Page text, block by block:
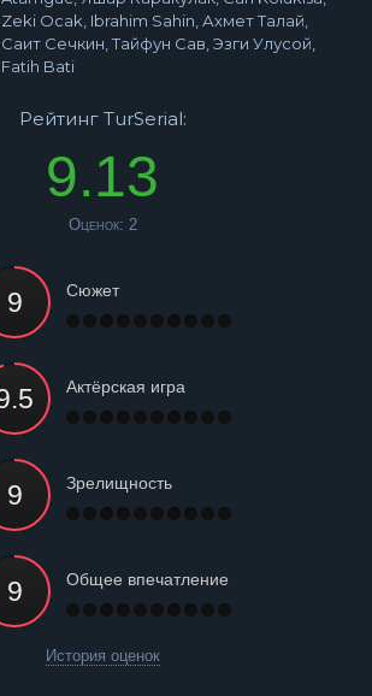
Zeki Ocak, Ibrahim Sahin, Ахмет Талай,
Саит Сечкин, Тайфун Сав, Эзги Улусой,
Fatih Bati
Рейтинг TurSerial:
9.13
Оценок: 2
Сюжет
Актёрская игра
Зрелищность
Общее впечатление
История оценок